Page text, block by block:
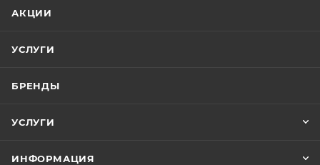
АКЦИИ
УСЛУГИ
БРЕНДЫ
УСЛУГИ
ИНФОРМАЦИЯ